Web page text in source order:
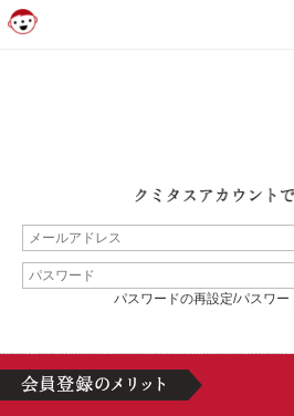
パスワードの再設定/パスワー